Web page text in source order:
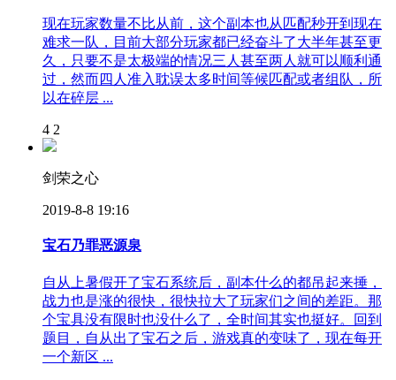
现在玩家数量不比从前，这个副本也从匹配秒开到现在
难求一队，目前大部分玩家都已经奋斗了大半年甚至更
久，只要不是太极端的情况三人甚至两人就可以顺利通
过，然而四人准入耽误太多时间等候匹配或者组队，所
以在碎层 ...
4 2
剑荣之心
2019-8-8 19:16
宝石乃罪恶源泉
自从上暑假开了宝石系统后，副本什么的都吊起来捶，
战力也是涨的很快，很快拉大了玩家们之间的差距。那
个宝具没有限时也没什么了，全时间其实也挺好。回到
题目，自从出了宝石之后，游戏真的变味了，现在每开
一个新区 ...